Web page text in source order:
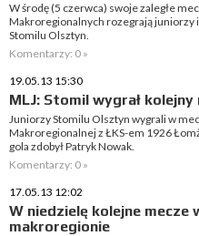
W środę (5 czerwca) swoje zaległe
Makroregionalnych rozegrają juniorzy
Stomilu Olsztyn.
Komentarzy: 0 »
19.05.13 15:30
MLJ: Stomil wygrał kolejny
Juniorzy Stomilu Olsztyn wygrali w
Makroregionalnej z ŁKS-em 1926
gola zdobył Patryk Nowak.
Komentarzy: 0 »
17.05.13 12:02
W niedzielę kolejne mecze
makroregionie